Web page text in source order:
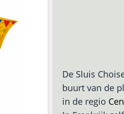
De Sluis
buurt van de
in de regio